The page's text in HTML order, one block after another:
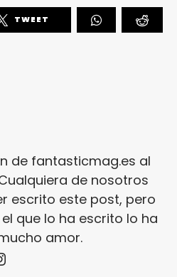
TWEET
de fantasticmag.es al
de nosotros
escrito este post, pero
que lo ha escrito lo ha
amor.